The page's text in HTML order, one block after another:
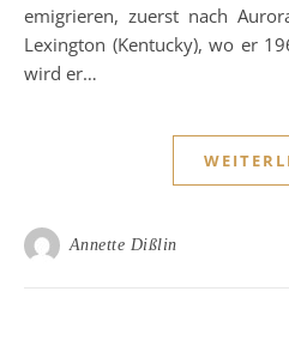
emigrieren, zuerst nach
Lexington (Kentucky), wo er
wird er…
Annette Dißlin